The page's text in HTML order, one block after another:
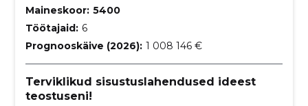
Maineskoor: 5400
Töötajaid: 6
Prognooskäive (2026): 1 008 146 €
Terviklikud sisustuslahendused ideest
teostuseni!